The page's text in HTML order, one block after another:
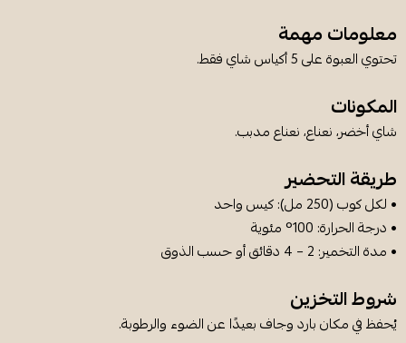
معلومات مهمة
تحتوي العبوة على 5 أكياس شاي فقط.
المكونات
شاي أخضر، نعناع، نعناع مدبب.
طريقة التحضير
• لكل كوب (250 مل): كيس واحد
• درجة الحرارة: 100° مئوية
• مدة التخمير: 2 – 4 دقائق أو حسب الذوق
شروط التخزين
يُحفظ في مكان بارد وجاف بعيدًا عن الضوء والرطوبة.